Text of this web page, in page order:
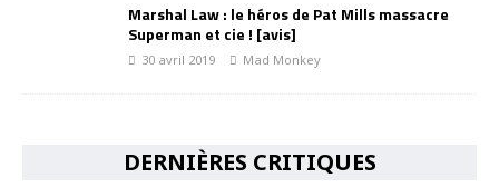
Marshal Law : le héros de Pat Mills massacre
Superman et cie ! [avis]
30 avril 2019 Mad Monkey
DERNIÈRES CRITIQUES